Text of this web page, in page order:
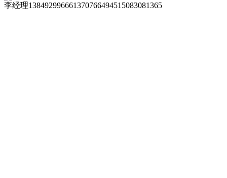
李经理138492996661370766494515083081365